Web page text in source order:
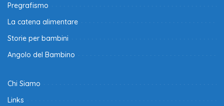
Pregrafismo
La catena alimentare
Storie per bambini
Angolo del Bambino
Chi Siamo
Links